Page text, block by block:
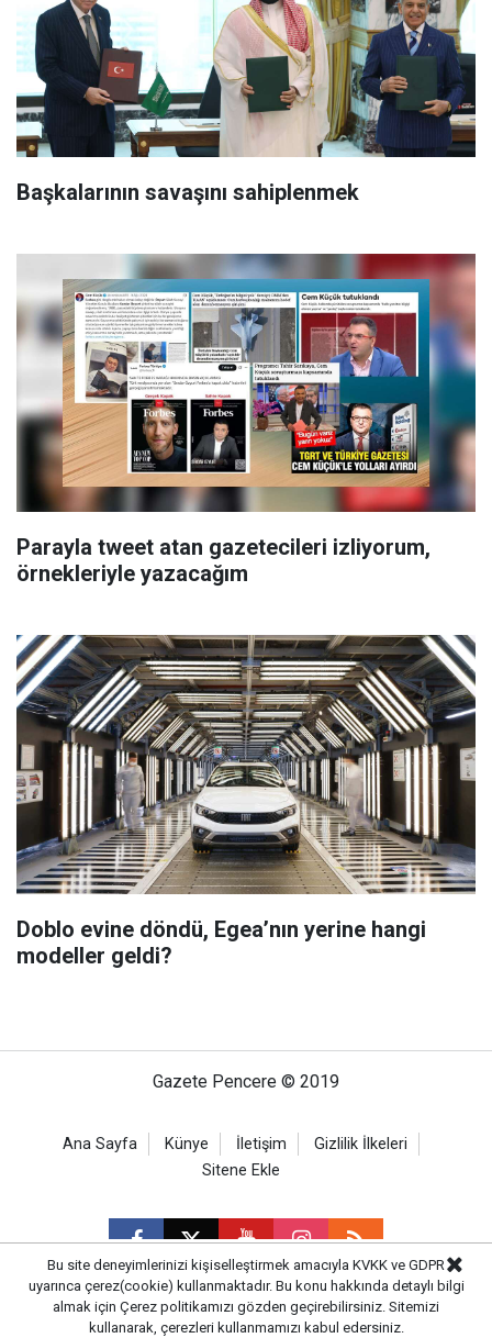
Başkalarının savaşını sahiplenmek
Parayla tweet atan gazetecileri izliyorum,
örnekleriyle yazacağım
Doblo evine döndü, Egea’nın yerine hangi
modeller geldi?
Gazete Pencere © 2019
Ana Sayfa Künye İletişim
Gizlilik İlkeleri
Sitene Ekle
CM Bilişim
Bu site deneyimlerinizi kişiselleştirmek amacıyla KVKK ve GDPR
uyarınca çerez(cookie) kullanmaktadır. Bu konu hakkında detaylı bilgi
almak için Çerez politikamızı gözden geçirebilirsiniz. Sitemizi
kullanarak, çerezleri kullanmamızı kabul edersiniz.